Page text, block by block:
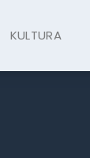
KULTURA